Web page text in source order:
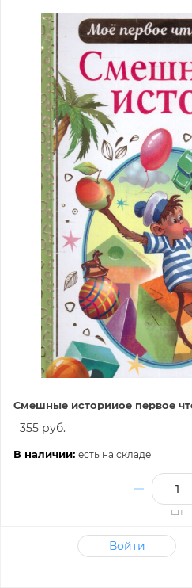
Смешные историиое первое
355 руб.
В наличии: есть на складе
шт
В
Войти